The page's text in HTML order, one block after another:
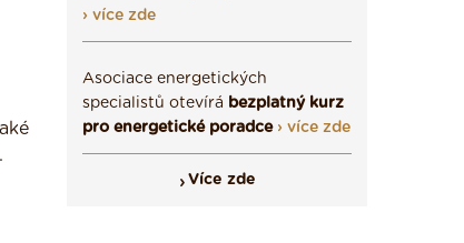
› více zde
Asociace energetických
specialistů otevírá bezplatný kurz
pro energetické poradce › více zde
Více zde